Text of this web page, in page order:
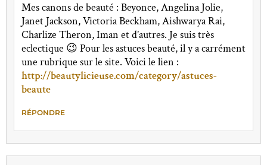
Mes canons de beauté : Beyonce, Angelina Jolie,
Janet Jackson, Victoria Beckham, Aishwarya Rai,
Charlize Theron, Iman et d’autres. Je suis très
eclectique 😉 Pour les astuces beauté, il y a carrément
une rubrique sur le site. Voici le lien :
http://beautylicieuse.com/category/astuces-
beaute
RÉPONDRE